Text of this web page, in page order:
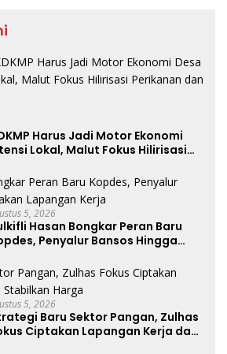
Harus Jadi Motor Ekonomi
Lokal, Malut Fokus Hilirisasi
5, 2026
Hasan Bongkar Peran Baru
Penyalur Bansos Hingga
5, 2026
Baru Sektor Pangan, Zulhas
Ciptakan Lapangan Kerja dan